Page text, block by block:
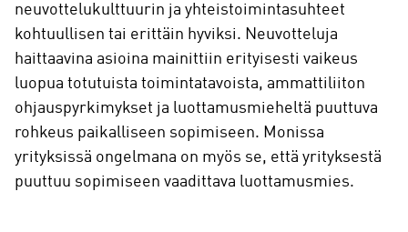
neuvottelukulttuurin ja yhteistoimintasuhteet
kohtuullisen tai erittäin hyviksi. Neuvotteluja
haittaavina asioina mainittiin erityisesti vaikeus
luopua totutuista toimintatavoista, ammattiliiton
ohjauspyrkimykset ja luottamusmieheltä puuttuva
rohkeus paikalliseen sopimiseen. Monissa
yrityksissä ongelmana on myös se, että yrityksestä
puuttuu sopimiseen vaadittava luottamusmies.